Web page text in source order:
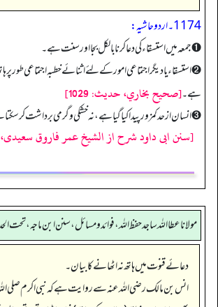
1174۔ اردو حاشیہ:
➊ جمعہ میں استسقاء کی دعا کرنا بالکل بجا اور سنت ہے۔
➋ استسقاء یا دیگر اجتماعی امور کے لئے اثنائے خطبہ اجتماعی طور پر ہاتھ
ہے۔[صحيح بخاري، حديث: 1029]
➌ انسان ازحد کمزور پیدا کیا گیا ہے، نہ خشکی و گرمی برداشت کر
[سنن ابی داود شرح از الشیخ عمر فاروق
مولانا عطا الله ساجد حفظ الله، فوائد و مسائل، سنن ابن ماجه، تحت
دعائے قنوت میں ہاتھ نہ اٹھانے کا بیان۔
انس بن مالک رضی اللہ عنہ سے روایت ہے کہ نبی اکرم صلی